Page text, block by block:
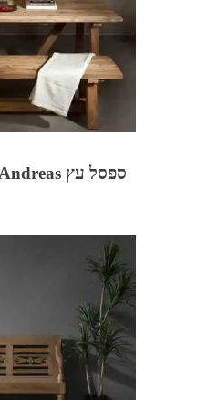
ספסל עץ Andreas